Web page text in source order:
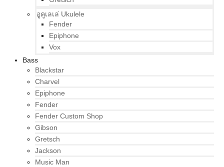
อูคูเลเล่ Ukulele
Fender
Epiphone
Vox
Bass
Blackstar
Charvel
Epiphone
Fender
Fender Custom Shop
Gibson
Gretsch
Jackson
Music Man